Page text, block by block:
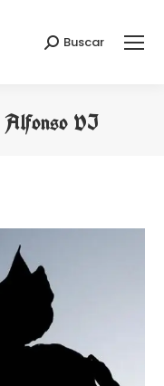
Buscar:
Buscar
Alfonso VI